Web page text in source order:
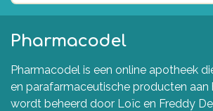
Pharmacodel
Pharmacodel is een online apotheek
en parafarmaceutische producten aan
wordt beheerd door Loïc en Freddy